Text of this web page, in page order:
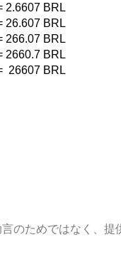
2.6607 BRL
26.607 BRL
266.07 BRL
2660.7 BRL
26607 BRL
のためではなく、提